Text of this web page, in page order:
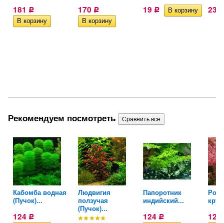
181 Р 170 Р 19 Р 23
Рекомендуем посмотреть
Кабомба водная
(Пучок)...
124 Р
Людвигия
ползучая
(Пучок)...
Папоротник
индийский...
124 Р 124